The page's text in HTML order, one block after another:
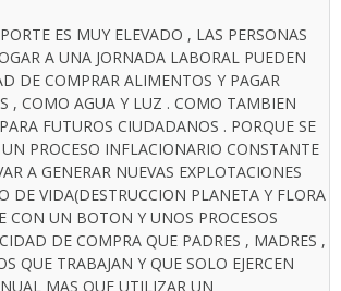
ES MUY ELEVADO , LAS PERSONAS
A UNA JORNADA LABORAL PUEDEN
DE COMPRAR ALIMENTOS Y PAGAR
, COMO AGUA Y LUZ . COMO TAMBIEN
FUTUROS CIUDADANOS . PORQUE SE
PROCESO INFLACIONARIO CONSTANTE
A GENERAR NUEVAS EXPLOTACIONES
DE VIDA(DESTRUCCION PLANETA Y FLORA
CON UN BOTON Y UNOS PROCESOS
DE COMPRA QUE PADRES , MADRES ,
QUE TRABAJAN Y QUE SOLO EJERCEN
MAS QUE UTILIZAR UN